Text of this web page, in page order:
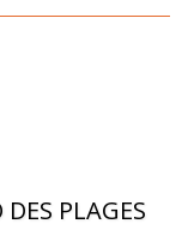
DES PLAGES